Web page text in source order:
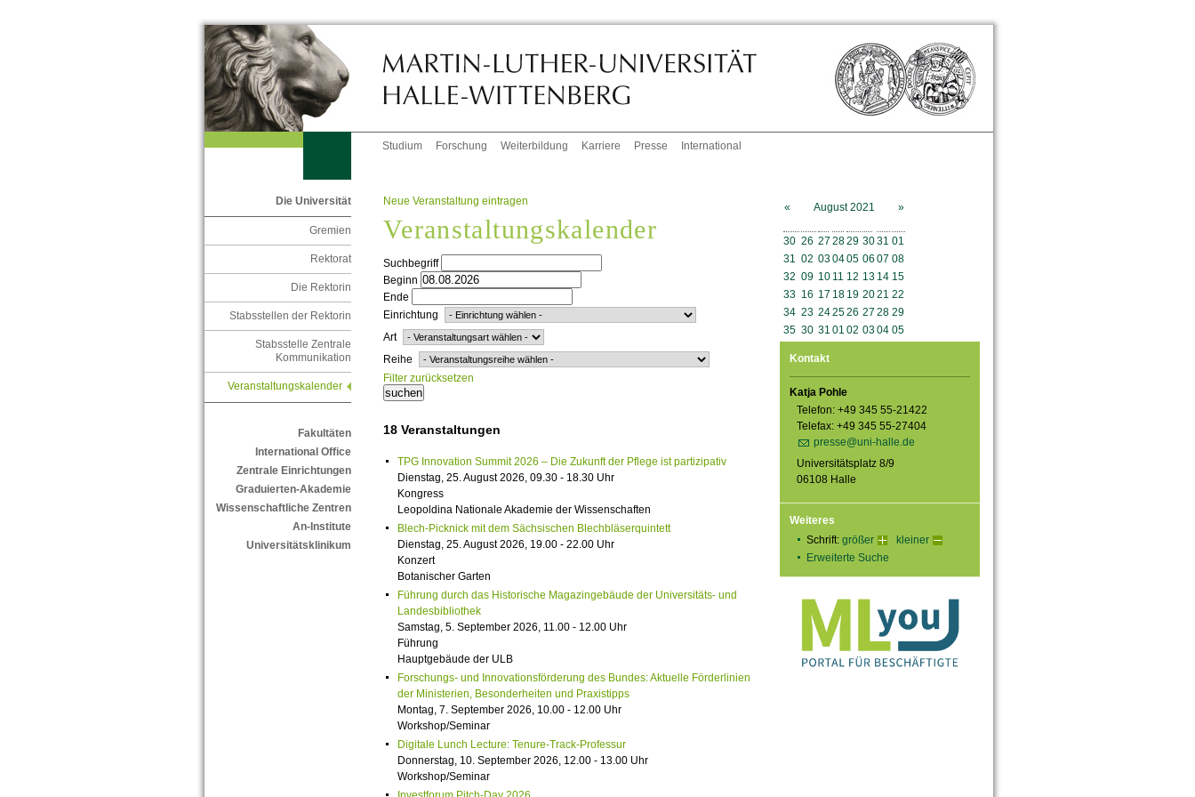
Studium Forschung Weiterbildung Karriere Presse International
Die Universität
Gremien
Rektorat
Die Rektorin
Stabsstellen der Rektorin
Stabsstelle Zentrale
Kommunikation
Veranstaltungskalender
Fakultäten
International Office
Zentrale Einrichtungen
Graduierten-Akademie
Wissenschaftliche Zentren
An-Institute
Universitätsklinikum
« August 2021
»
30 26 27 2829 3031 01
31 02 030405 06 07 08
32 09 10 11 12 13 14 15
33 16 17 18 19 2021 22
34 23 242526 27 28 29
35 30 31 01 02 0304 05
Kontakt
Katja Pohle
Telefon: +49 345 55-21422
Telefax: +49 345 55-27404
presse@uni-halle.de
Universitätsplatz 8/9
06108 Halle
Weiteres
Schrift: größer
kleiner
Erweiterte Suche
Neue Veranstaltung eintragen
Veranstaltungskalender
Suchbegriff
Beginn
Ende
Einrichtung
Art
Reihe
Filter zurücksetzen
18 Veranstaltungen
TPG Innovation Summit 2026 – Die Zukunft der Pflege ist partizipativ
Dienstag, 25. August 2026, 09.30 - 18.30 Uhr
Kongress
Leopoldina Nationale Akademie der Wissenschaften
Blech-Picknick mit dem Sächsischen Blechbläserquintett
Dienstag, 25. August 2026, 19.00 - 22.00 Uhr
Konzert
Botanischer Garten
Führung durch das Historische Magazingebäude der Universitäts- und
Landesbibliothek
Samstag, 5. September 2026, 11.00 - 12.00 Uhr
Führung
Hauptgebäude der ULB
Forschungs- und Innovationsförderung des Bundes: Aktuelle Förderlinien
der Ministerien, Besonderheiten und Praxistipps
Montag, 7. September 2026, 10.00 - 12.00 Uhr
Workshop/Seminar
Digitale Lunch Lecture: Tenure-Track-Professur
Donnerstag, 10. September 2026, 12.00 - 13.00 Uhr
Workshop/Seminar